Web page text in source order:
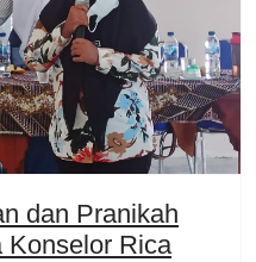
dan Pranikah
Konselor Rica